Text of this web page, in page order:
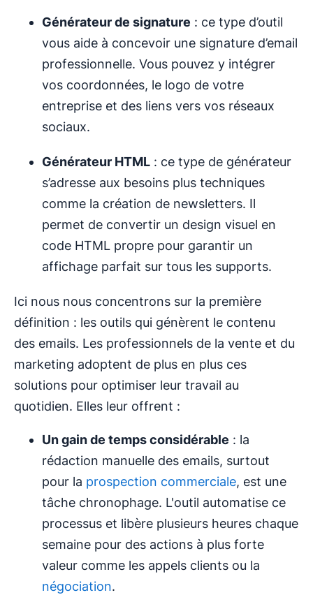
Générateur de signature : ce type d’outil
vous aide à concevoir une signature d’email
professionnelle. Vous pouvez y intégrer
vos coordonnées, le logo de votre
entreprise et des liens vers vos réseaux
sociaux.
Générateur HTML : ce type de générateur
s’adresse aux besoins plus techniques
comme la création de newsletters. Il
permet de convertir un design visuel en
code HTML propre pour garantir un
affichage parfait sur tous les supports.
Ici nous nous concentrons sur la première
définition : les outils qui génèrent le contenu
des emails. Les professionnels de la vente et du
marketing adoptent de plus en plus ces
solutions pour optimiser leur travail au
quotidien. Elles leur offrent :
Un gain de temps considérable : la
rédaction manuelle des emails, surtout
pour la prospection commerciale, est une
tâche chronophage. L'outil automatise ce
processus et libère plusieurs heures chaque
semaine pour des actions à plus forte
valeur comme les appels clients ou la
négociation.